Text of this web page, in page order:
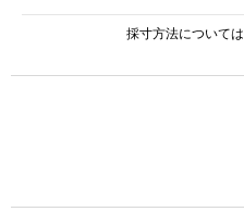
採寸方法については